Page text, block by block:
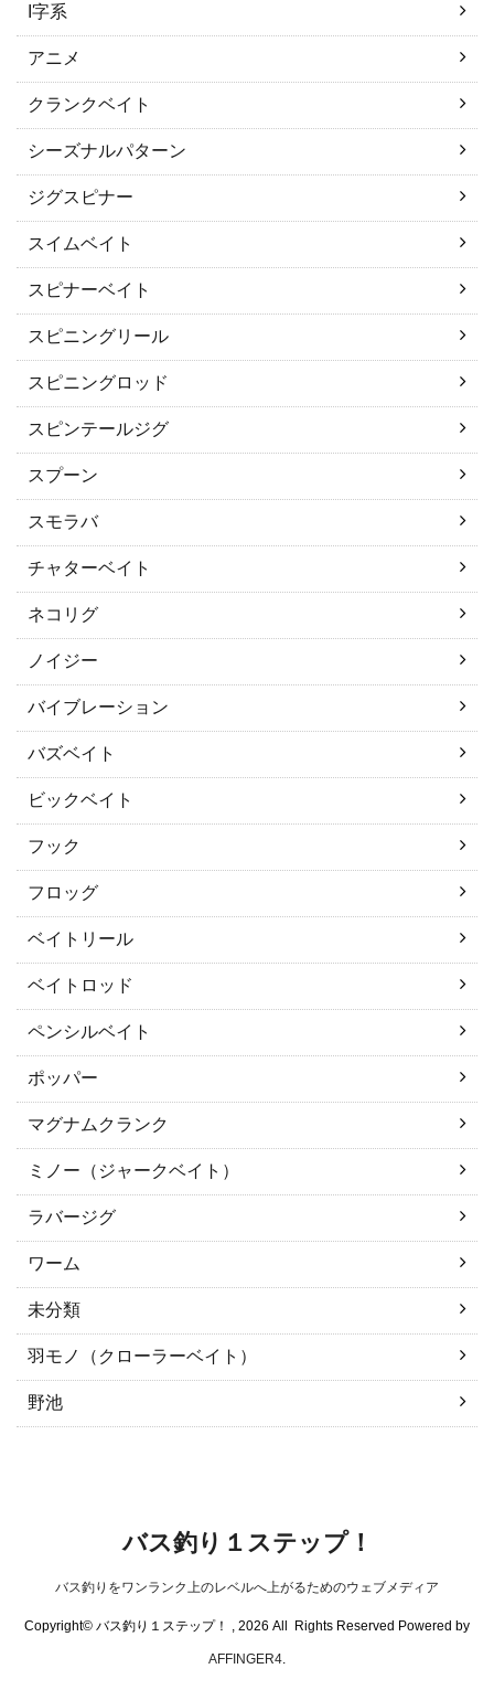
I字系
アニメ
クランクベイト
シーズナルパターン
ジグスピナー
スイムベイト
スピナーベイト
スピニングリール
スピニングロッド
スピンテールジグ
スプーン
スモラバ
チャターベイト
ネコリグ
ノイジー
バイブレーション
バズベイト
ビックベイト
フック
フロッグ
ベイトリール
ベイトロッド
ペンシルベイト
ポッパー
マグナムクランク
ミノー（ジャークベイト）
ラバージグ
ワーム
未分類
羽モノ（クローラーベイト）
野池
バス釣り１ステップ！
バス釣りをワンランク上のレベルへ上がるためのウェブメディア
Copyright© バス釣り１ステップ！ , 2026 All Rights Reserved Powered by
AFFINGER4